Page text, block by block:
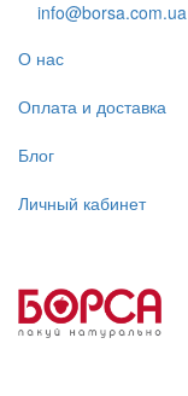
info@borsa.com.ua
О нас
Оплата и доставка
Блог
Личный кабинет